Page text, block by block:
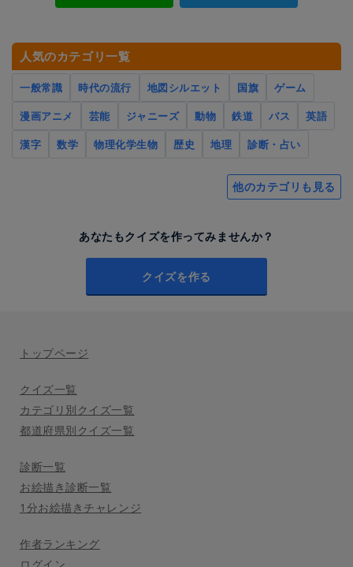
人気のカテゴリ一覧
一般常識 時代の流行 地図シルエット 国旗
ゲーム
漫画アニメ
芸能 ジャニーズ 動物 鉄道 バス
英語
漢字
数学 物理化学生物 歴史 地理 診断・占い
他のカテゴリも見る
あなたもクイズを作ってみませんか？
クイズを作る
トップページ
クイズ一覧
カテゴリ別クイズ一覧
都道府県別クイズ一覧
診断一覧
お絵描き診断一覧
1分お絵描きチャレンジ
作者ランキング